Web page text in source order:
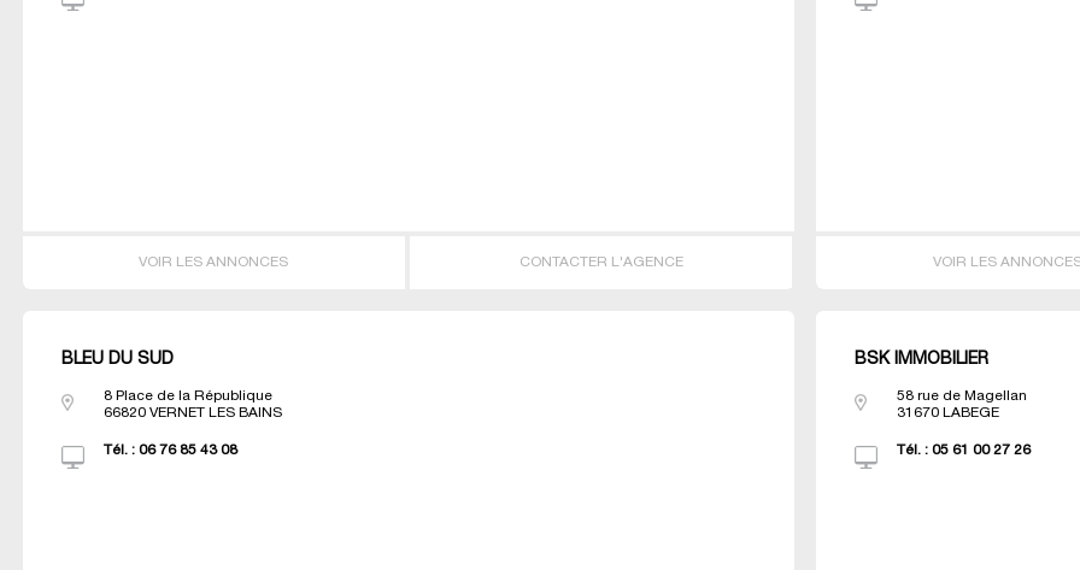
VOIR LES ANNONCES CONTACTER L'AGENCE VOIR LES
BLEU DU SUD
8 Place de la République
66820 VERNET LES BAINS
Tél. : 06 76 85 43 08
BSK IMMOBILIER
58 rue de Magellan
31670
LABEGE
Tél. :05 61 00 27 26